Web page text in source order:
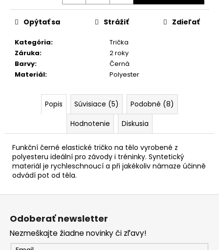
Kategória:
Trička
Záruka:
2 roky
Barvy:
Černá
Materiál: Polyester
Opýtať sa Strážiť Zdieľať
Popis Súvisiace (5)
Podobné (8)
Hodnotenie
Diskusia
Funkční černé elastické tričko na tělo vyrobené z
polyesteru ideální pro závody i tréninky. Syntetický
materiál je rychleschnoucí a při jakékoliv námaze účinně
odvádí pot od těla.
S
Kč
Z
Odoberať newsletter
Nezmeškajte žiadne novinky či zľavy!